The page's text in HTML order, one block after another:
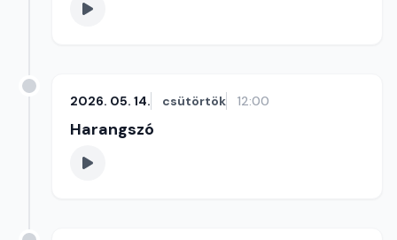
2026. 05. 14. csütörtök 12:00
Harangszó